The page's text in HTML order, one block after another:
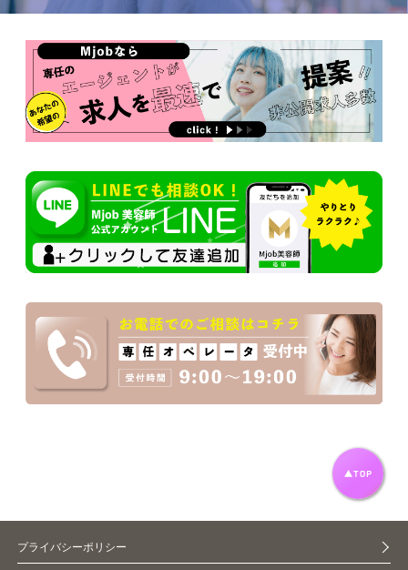
プライバシーポリシー